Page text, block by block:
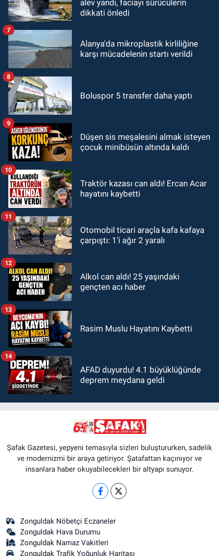
alev yandı, faciayı sürücülerin
dikkati önledi
Alanya'da mikroplastik kirliliğine
karşı mücadelenin startı verildi
7
Boluspor 5 transfer daha yaptı
8
Düşen sis meşalesini almak isteyen
çocuk minibüsün altında kaldı
9
Traktör kazası can aldı! Ercan Acar
hayatını kaybetti
10
Otomobil ticari araçla kafa kafaya
çarpıştı: 1’i ağır 2 yaralı
11
Alkol can aldı! 25 yaşındaki
gençten acı haber
12
Rasim Muslu Hayatını Kaybetti
13
AFAD duyurdu! 4.1 büyüklüğünde
deprem meydana geldi
14
Şafak Gazetesi, yepyeni temasıyla sizleri buluştururken, sadelik
ve modernizmi bir araya getiriyor. Şatafattan kaçınıyor ve
insanlara haber okuyabilecekleri bir altyapı sunuyor.
Zonguldak Nöbetçi Eczaneler
Zonguldak Hava Durumu
Zonguldak Namaz Vakitleri
Zonguldak Trafik Yoğunluk Haritası